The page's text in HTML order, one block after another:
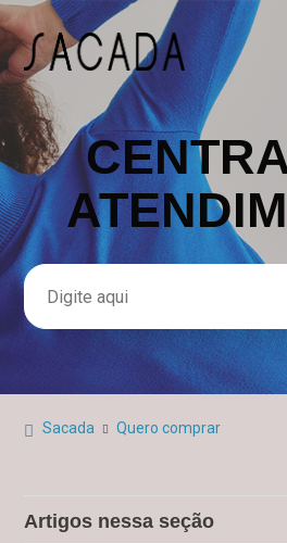
Pesquisa
Sacada Quero comprar
Artigos nessa seção